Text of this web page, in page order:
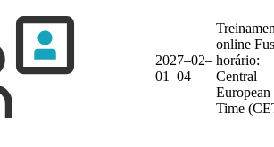
2027–02–
01–04
online
horário:
Central
European
Time